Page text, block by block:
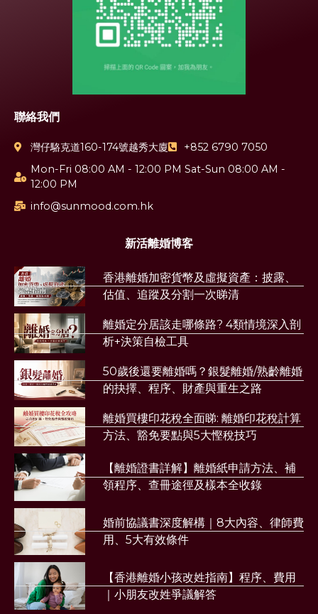
聯絡我們
灣仔駱克道160-174號越秀大廈
+852 6790 7050
Mon-Fri 08:00 AM - 12:00 PM Sat-Sun 08:00 AM -
12:00 PM
info@sunmood.com.hk
新活離婚博客
香港離婚加密貨幣及虛擬資產：披露、
估值、追蹤及分割一次睇清
離婚定分居該走哪條路? 4類情境深入剖
析+決策自檢工具
50歲後還要離婚嗎？銀髮離婚/熟齡離婚
的抉擇、程序、財產與重生之路
離婚買樓印花稅全面睇: 離婚印花稅計算
方法、豁免要點與5大慳稅技巧
【離婚證書詳解】離婚紙申請方法、補
領程序、查冊途徑及樣本全收錄
婚前協議書深度解構｜8大內容、律師費
用、5大有效條件
【香港離婚小孩改姓指南】程序、費用
｜小朋友改姓爭議解答